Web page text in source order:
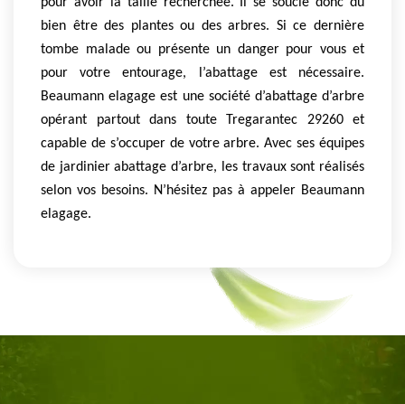
bien être des plantes ou des arbres. Si ce dernière
tombe malade ou présente un danger pour vous et
pour votre entourage, l’abattage est nécessaire.
Beaumann elagage est une société d’abattage d’arbre
opérant partout dans toute Tregarantec 29260 et
capable de s’occuper de votre arbre. Avec ses équipes
de jardinier abattage d’arbre, les travaux sont réalisés
selon vos besoins. N’hésitez pas à appeler Beaumann
elagage.